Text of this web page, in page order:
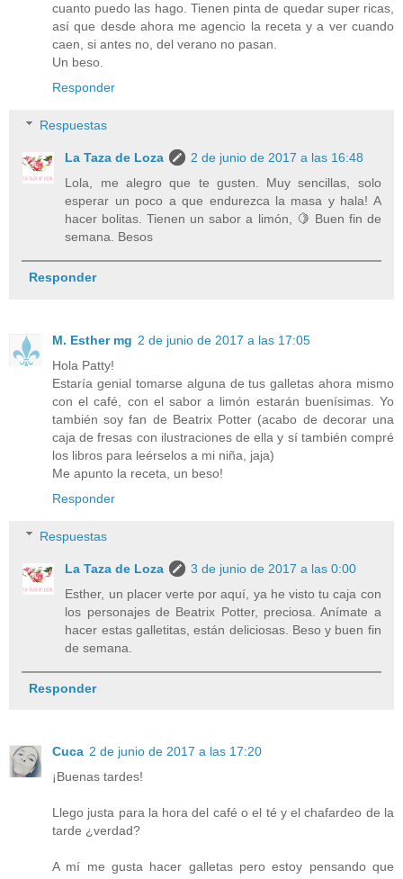
cuanto puedo las hago. Tienen pinta de quedar super ricas,
así que desde ahora me agencio la receta y a ver cuando
caen, si antes no, del verano no pasan.
Un beso.
Responder
Respuestas
La Taza de Loza
2 de junio de 2017 a las 16:48
Lola, me alegro que te gusten. Muy sencillas, solo
esperar un poco a que endurezca la masa y hala! A
hacer bolitas. Tienen un sabor a limón, 🍋 Buen fin de
semana. Besos
Responder
M. Esther mg 2 de junio de 2017 a las 17:05
Hola Patty!
Estaría genial tomarse alguna de tus galletas ahora mismo
con el café, con el sabor a limón estarán buenísimas. Yo
también soy fan de Beatrix Potter (acabo de decorar una
caja de fresas con ilustraciones de ella y sí también compré
los libros para leérselos a mi niña, jaja)
Me apunto la receta, un beso!
Responder
Respuestas
La Taza de Loza
3 de junio de 2017 a las 0:00
Esther, un placer verte por aquí, ya he visto tu caja con
los personajes de Beatrix Potter, preciosa. Anímate a
hacer estas galletitas, están deliciosas. Beso y buen fin
de semana.
Responder
Cuca 2 de junio de 2017 a las 17:20
¡Buenas tardes!
Llego justa para la hora del café o el té y el chafardeo de la
tarde ¿verdad?
A mí me gusta hacer galletas pero estoy pensando que